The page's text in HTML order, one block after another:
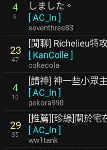
4
6
しました。
[AC_In ]
seventhree83
23
47
[閒聊] Richelieu特
[ KanColle ]
cokecola
4
10
[請神] 神一些小眾
[AC_In ]
pekora998
29
35
[推薦][珍綠]關於宅
[AC_In ]
ww1tank